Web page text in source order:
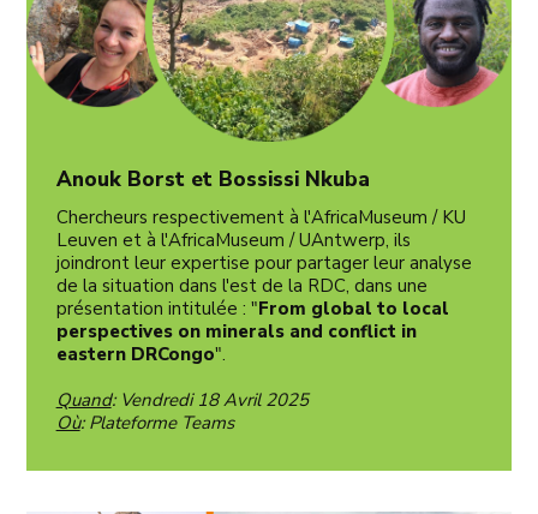
Anouk Borst et Bossissi Nkuba
Chercheurs respectivement à l'AfricaMuseum / KU
Leuven et à l'AfricaMuseum / UAntwerp, ils
joindront leur expertise pour partager leur analyse
de la situation dans l'est de la RDC, dans une
présentation intitulée : "From global to local
perspectives on minerals and conflict in
eastern DRCongo".
Quand: Vendredi 18 Avril 2025
Où: Plateforme Teams